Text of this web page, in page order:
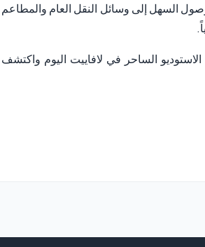
السهل إلى وسائل النقل العام والمطاعم
الساحر في لافاييت اليوم واكتشف